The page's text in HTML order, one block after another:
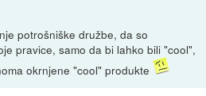
potrošniške družbe, da so
pravice, samo da bi lahko bili "cool",
okrnjene "cool" produkte